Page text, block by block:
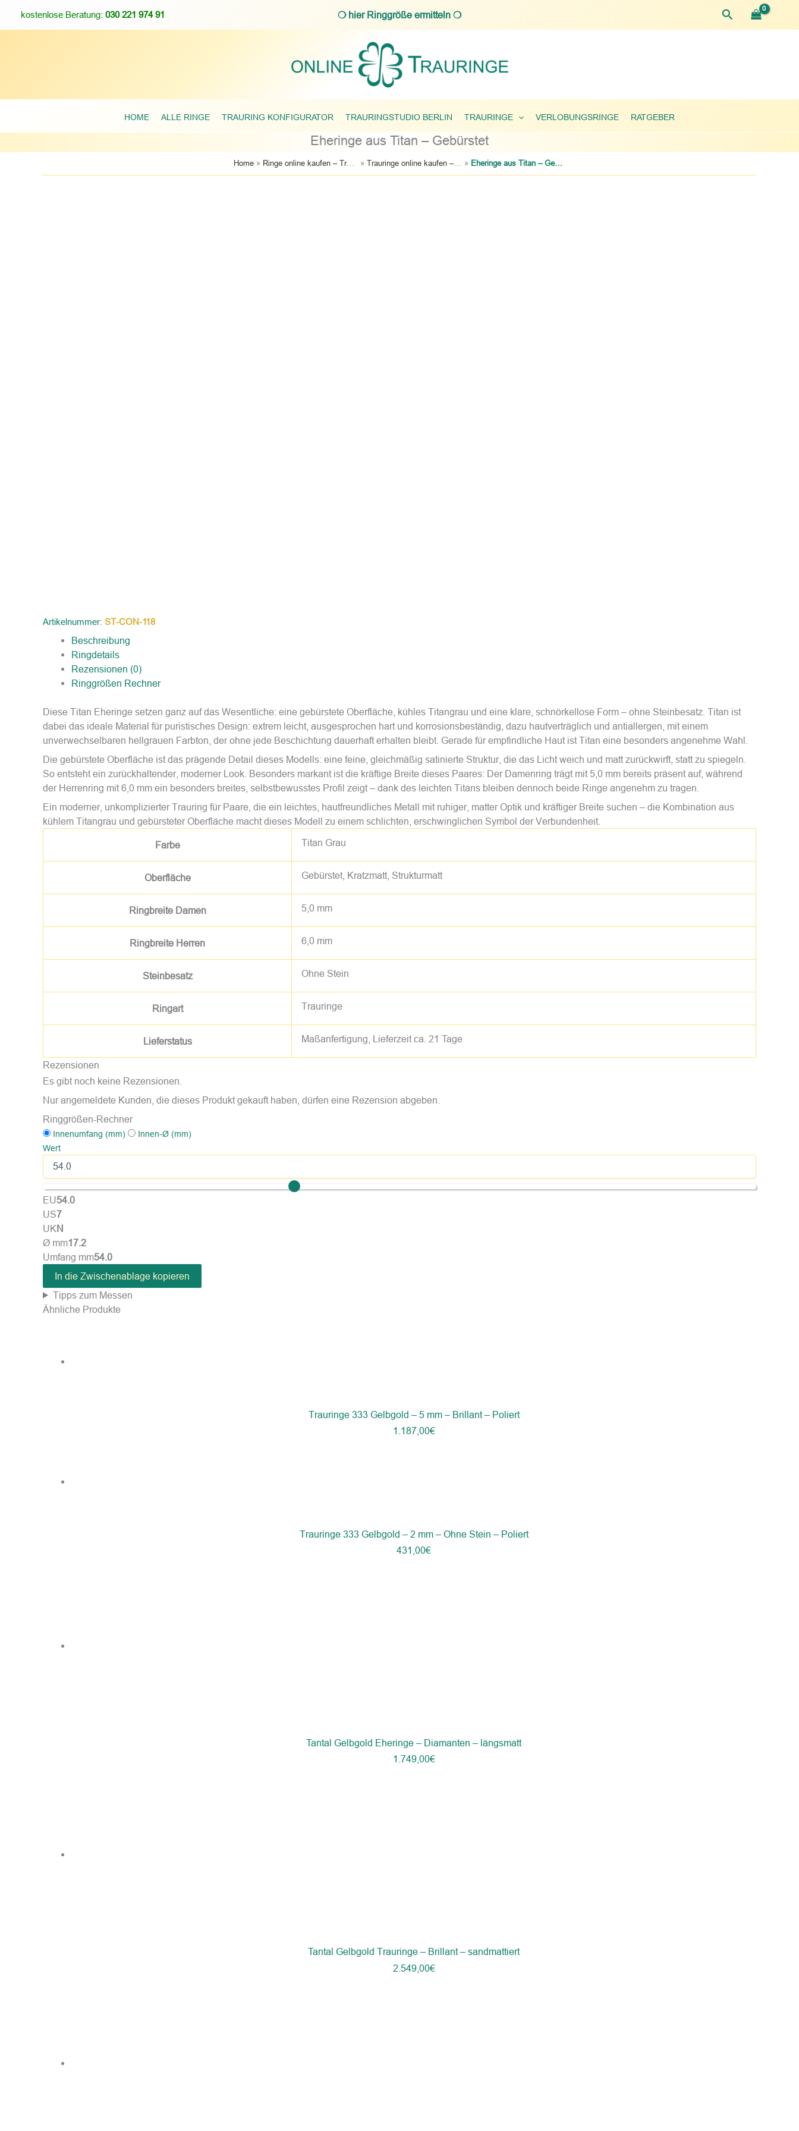
Inhalt
kostenlose Beratung: 030 221 974 91 ❍ hier Ringgröße ermitteln ❍ Suchen
HOME ALLE RINGE TRAURING KONFIGURATOR TRAURINGSTUDIO BERLIN TRAURINGE VERLOBUNGSRINGE RATGEBER
Eheringe aus Titan – Gebürstet
Home» Ringe online kaufen – Trauringe, Verlobungsringe & Partnerringe » Trauringe online kaufen – große Auswahl an Eheringen » Eheringe aus Titan – Gebürstet
Artikelnummer: ST-CON-118
Beschreibung
Ringdetails
Rezensionen (0)
Ringgrößen Rechner
Diese Titan Eheringe setzen ganz auf das Wesentliche: eine gebürstete Oberfläche, kühles Titangrau und eine klare, schnörkellose Form – ohne Steinbesatz. Titan ist
dabei das ideale Material für puristisches Design: extrem leicht, ausgesprochen hart und korrosionsbeständig, dazu hautverträglich und antiallergen, mit einem
unverwechselbaren hellgrauen Farbton, der ohne jede Beschichtung dauerhaft erhalten bleibt. Gerade für empfindliche Haut ist Titan eine besonders angenehme Wahl.
Die gebürstete Oberfläche ist das prägende Detail dieses Modells: eine feine, gleichmäßig satinierte Struktur, die das Licht weich und matt zurückwirft, statt zu spiegeln.
So entsteht ein zurückhaltender, moderner Look. Besonders markant ist die kräftige Breite dieses Paares: Der Damenring trägt mit 5,0 mm bereits präsent auf, während
der Herrenring mit 6,0 mm ein besonders breites, selbstbewusstes Profil zeigt – dank des leichten Titans bleiben dennoch beide Ringe angenehm zu tragen.
Ein moderner, unkomplizierter Trauring für Paare, die ein leichtes, hautfreundliches Metall mit ruhiger, matter Optik und kräftiger Breite suchen – die Kombination aus
kühlem Titangrau und gebürsteter Oberfläche macht dieses Modell zu einem schlichten, erschwinglichen Symbol der Verbundenheit.
Farbe Titan Grau
Oberfläche Gebürstet, Kratzmatt, Strukturmatt
Ringbreite Damen 5,0 mm
Ringbreite Herren 6,0 mm
Steinbesatz Ohne Stein
Ringart Trauringe
Lieferstatus Maßanfertigung, Lieferzeit ca. 21 Tage
Rezensionen
Es gibt noch keine Rezensionen.
Nur angemeldete Kunden, die dieses Produkt gekauft haben, dürfen eine Rezension abgeben.
Ringgrößen-Rechner
Innenumfang (mm)
Innen-Ø (mm)
Wert
EU54.0
US7
UKN
Ø mm17.2
Umfang mm54.0
In die Zwischenablage kopieren
Tipps zum Messen
Ähnliche Produkte
Trauringe 333 Gelbgold – 5 mm – Brillant – Poliert
1.187,00€
Trauringe 333 Gelbgold – 2 mm – Ohne Stein – Poliert
431,00€
Tantal Gelbgold Eheringe – Diamanten – längsmatt
1.749,00€
Tantal Gelbgold Trauringe – Brillant – sandmattiert
2.549,00€